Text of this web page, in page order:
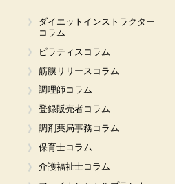
ダイエットインストラクター
コラム
ピラティスコラム
筋膜リリースコラム
調理師コラム
登録販売者コラム
調剤薬局事務コラム
保育士コラム
介護福祉士コラム